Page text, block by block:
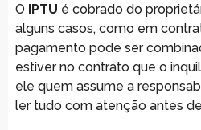
O IPTU é cobrado do
alguns casos, como em
pagamento pode ser
estiver no contrato que o
ele quem assume a
ler tudo com atenção antes de